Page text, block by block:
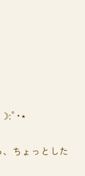
ﾟ･⋆
ちょっとした